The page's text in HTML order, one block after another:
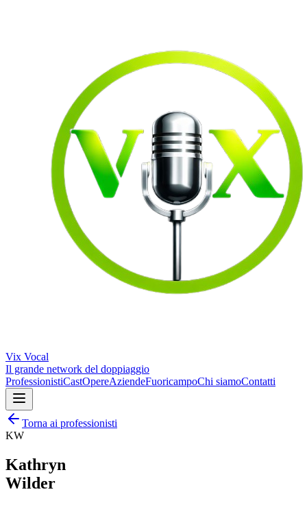
Vix Vocal
Il grande network del doppiaggio
ProfessionistiCastOpereAziendeFuoricampoChi siamoContatti
Torna ai professionisti
KW
Kathryn
Wilder